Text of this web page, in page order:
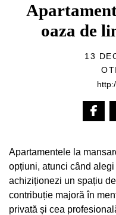
oaza de
13
Apartamentele la
opțiuni, atunci când
achiziționezi un spațiu
contribuție majoră în
privată și cea